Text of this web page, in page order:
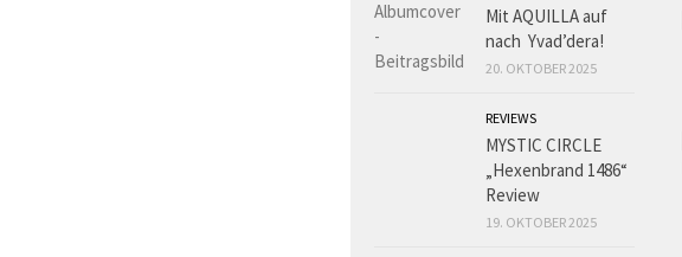
Mit AQUILLA auf
nach Yvad’dera!
20. OKTOBER 2025
REVIEWS
MYSTIC CIRCLE
„Hexenbrand 1486“
Review
19. OKTOBER 2025